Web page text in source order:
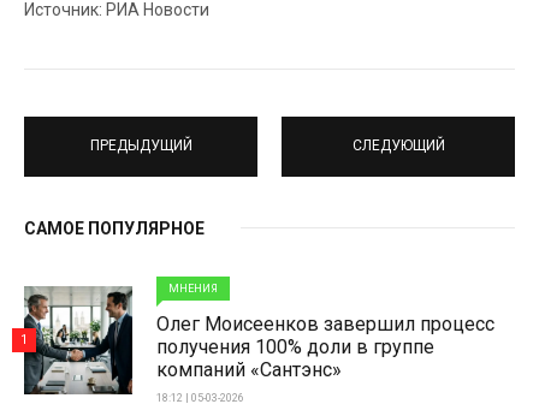
Источник: РИА Новости
ПРЕДЫДУЩИЙ СЛЕДУЮЩИЙ
САМОЕ ПОПУЛЯРНОЕ
МНЕНИЯ
Олег Моисеенков завершил процесс
получения 100% доли в группе
компаний «Сантэнс»
18:12 | 05-03-2026
1